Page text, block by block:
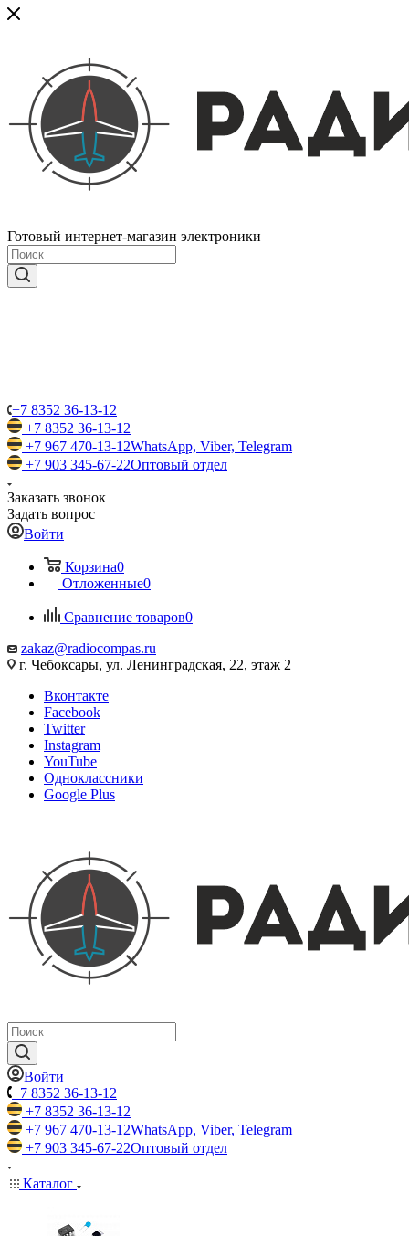
Готовый интернет-магазин электроники
+7 8352 36-13-12
+7 8352 36-13-12
+7 967 470-13-12WhatsApp, Viber, Telegram
+7 903 345-67-22Оптовый отдел
Заказать звонок
Задать вопрос
Войти
Корзина0
Отложенные0
Сравнение товаров0
zakaz@radiocompas.ru
г. Чебоксары, ул. Ленинградская, 22, этаж 2
Вконтакте
Facebook
Twitter
Instagram
YouTube
Одноклассники
Google Plus
Войти
+7 8352 36-13-12
+7 8352 36-13-12
+7 967 470-13-12WhatsApp, Viber, Telegram
+7 903 345-67-22Оптовый отдел
Каталог